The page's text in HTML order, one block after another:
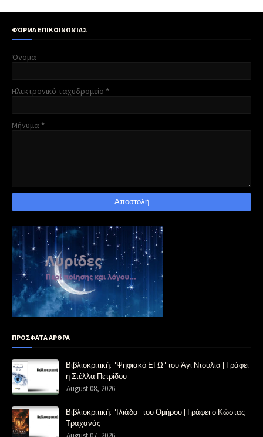
ΦΌΡΜΑ ΕΠΙΚΟΙΝΩΝΊΑΣ
Όνομα
Ηλεκτρονικό ταχυδρομείο *
Μήνυμα *
ΠΡΟΣΦΑΤΑ ΑΡΘΡΑ
Βιβλιοκριτική: "Ψηφιακό ΕΓΩ" του Άγι Ντούλια | Γράφει
η Στέλλα Πετρίδου
August 08, 2026
Βιβλιοκριτική: "Ιλιάδα" του Ομήρου | Γράφει ο Κώστας
Τραχανάς